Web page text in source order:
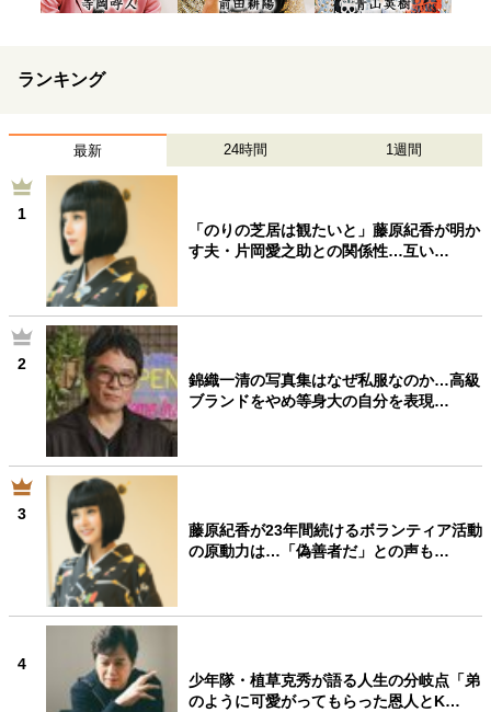
ランキング
最新 24時間 1週間
1
「のりの芝居は観たいと」藤原紀香が明か
す夫・片岡愛之助との関係性…互い…
2
錦織一清の写真集はなぜ私服なのか…高級
ブランドをやめ等身大の自分を表現…
3
藤原紀香が23年間続けるボランティア活動
の原動力は…「偽善者だ」との声も…
4
少年隊・植草克秀が語る人生の分岐点「弟
のように可愛がってもらった恩人とK…